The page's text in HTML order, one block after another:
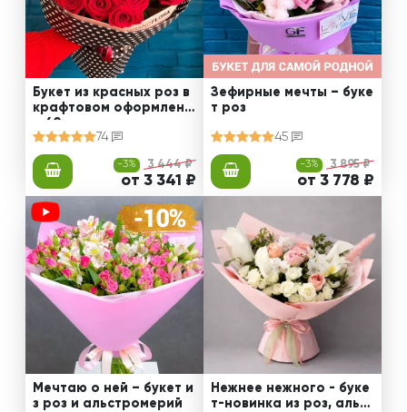
Букет из красных роз в
крафтовом оформлени
и 60 см
74
-3% 3 444 ₽
от 3 341 ₽
Зефирные мечты – буке
т роз
45
-3% 3 895 ₽
от 3 778 ₽
Мечтаю о ней – букет и
з роз и альстромерий
Нежнее нежного - буке
т-новинка из роз, альст